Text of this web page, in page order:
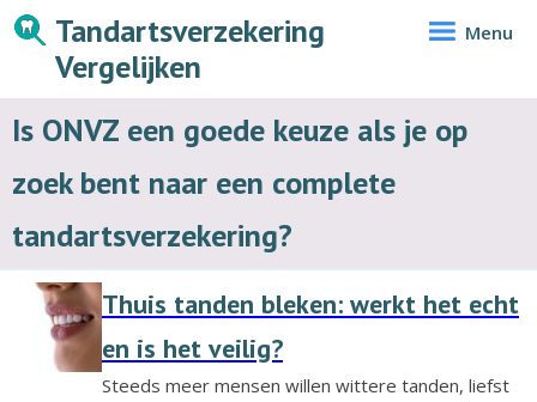
Tandartsverzekering
Vergelijken
Menu
Is ONVZ een goede keuze als je op
zoek bent naar een complete
tandartsverzekering?
Thuis tanden bleken: werkt het echt
en is het veilig?
Steeds meer mensen willen wittere tanden, liefst